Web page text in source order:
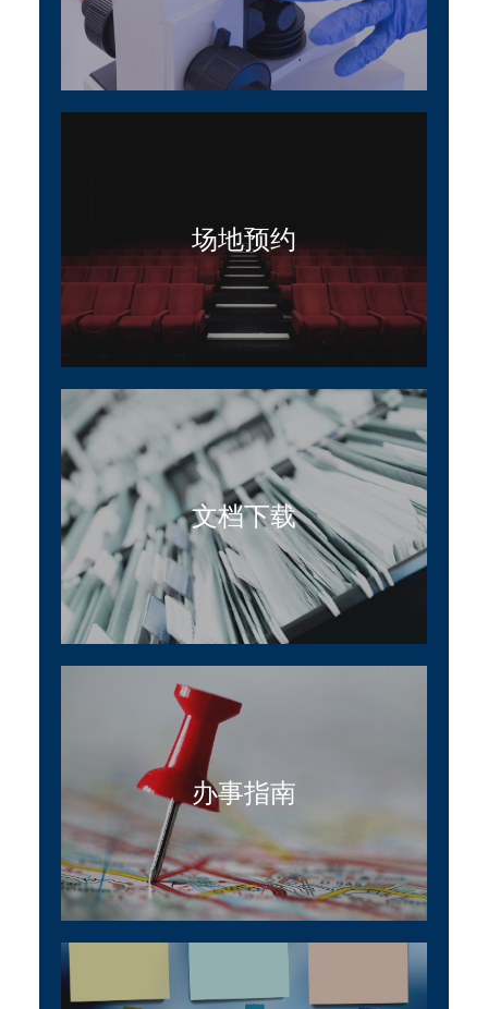
场地预约
文档下载
办事指南